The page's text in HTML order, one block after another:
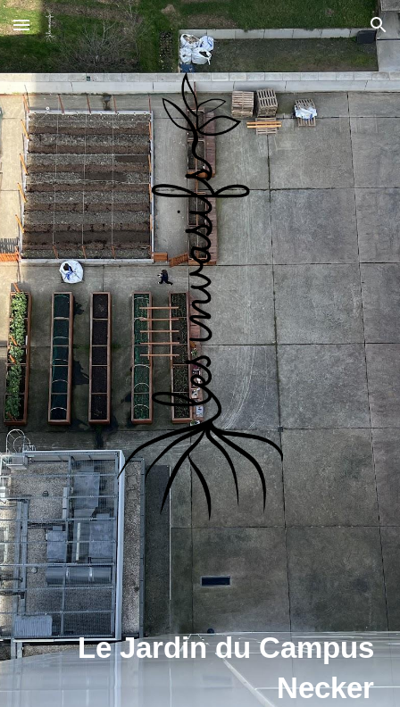
Skip to main content Skip to navigation
Le Jardin du Campus
Necker